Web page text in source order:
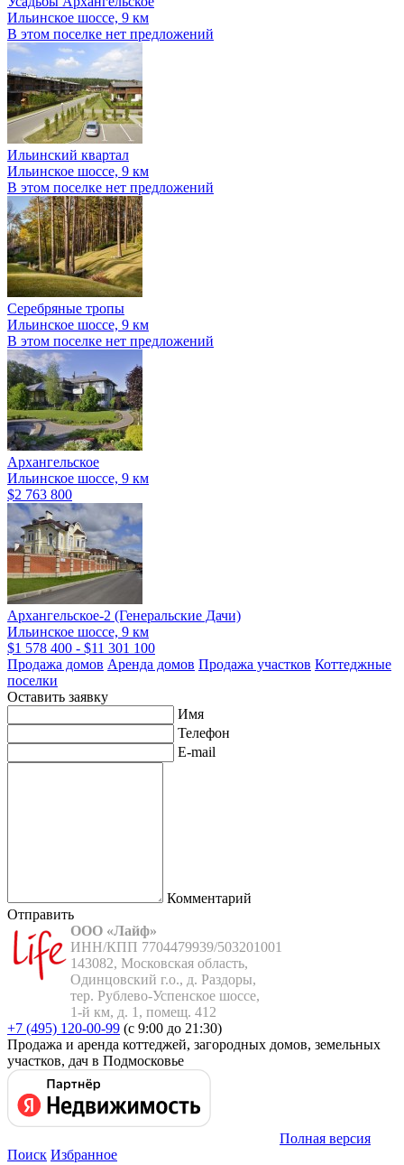
Ильинское шоссе, 9 км
В этом поселке нет предложений
Ильинский квартал
Ильинское шоссе, 9 км
В этом поселке нет предложений
Серебряные тропы
Ильинское шоссе, 9 км
В этом поселке нет предложений
Архангельское
Ильинское шоссе, 9 км
$2 763 800
Архангельское-2 (Генеральские Дачи)
Ильинское шоссе, 9 км
$1 578 400 - $11 301 100
Продажа домов Аренда домов Продажа участков Коттеджные
поселки
Оставить заявку
Имя
Телефон
E-mail
Комментарий
Отправить
ООО «Лайф»
ИНН/КПП 7704479939/503201001
143082, Московская область,
Одинцовский г.о., д. Раздоры,
тер. Рублево-Успенское шоссе,
1-й км, д. 1, помещ. 412
+7 (495) 120-00-99 (с 9:00 до 21:30)
Продажа и аренда коттеджей, загородных домов, земельных
участков, дач в Подмосковье
Полная версия
Поиск Избранное